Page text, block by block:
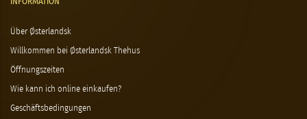
Über Østerlandsk
Willkommen bei Østerlandsk Thehus
Öffnungszeiten
Wie kann ich online einkaufen?
Geschäftsbedingungen